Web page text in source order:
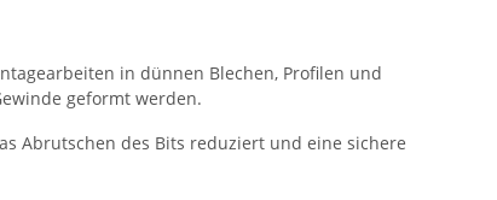
in dünnen Blechen, Profilen und
geformt werden.
Abrutschen des Bits reduziert und eine sichere